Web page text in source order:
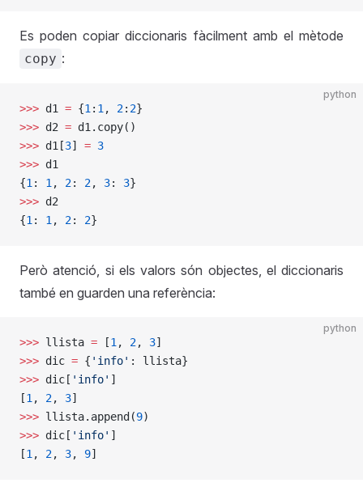
Es poden copiar diccionaris fàcilment amb el mètode
copy :
python
>>> d1 = {1 : 1 , 2: 2}
>>> d2 = d1.copy()
>>> d1[3] = 3
>>> d1
{1 : 1 , 2: 2, 3: 3}
>>> d2
{1 : 1 , 2: 2}
Però atenció, si els valors són objectes, el diccionaris
també en guarden una referència:
python
>>> llista = [1 , 2, 3]
>>> dic = { 'info' : llista}
>>> dic[ 'info' ]
[1 , 2, 3]
>>> llista.append(9)
>>> dic[ 'info' ]
[1 , 2, 3, 9]